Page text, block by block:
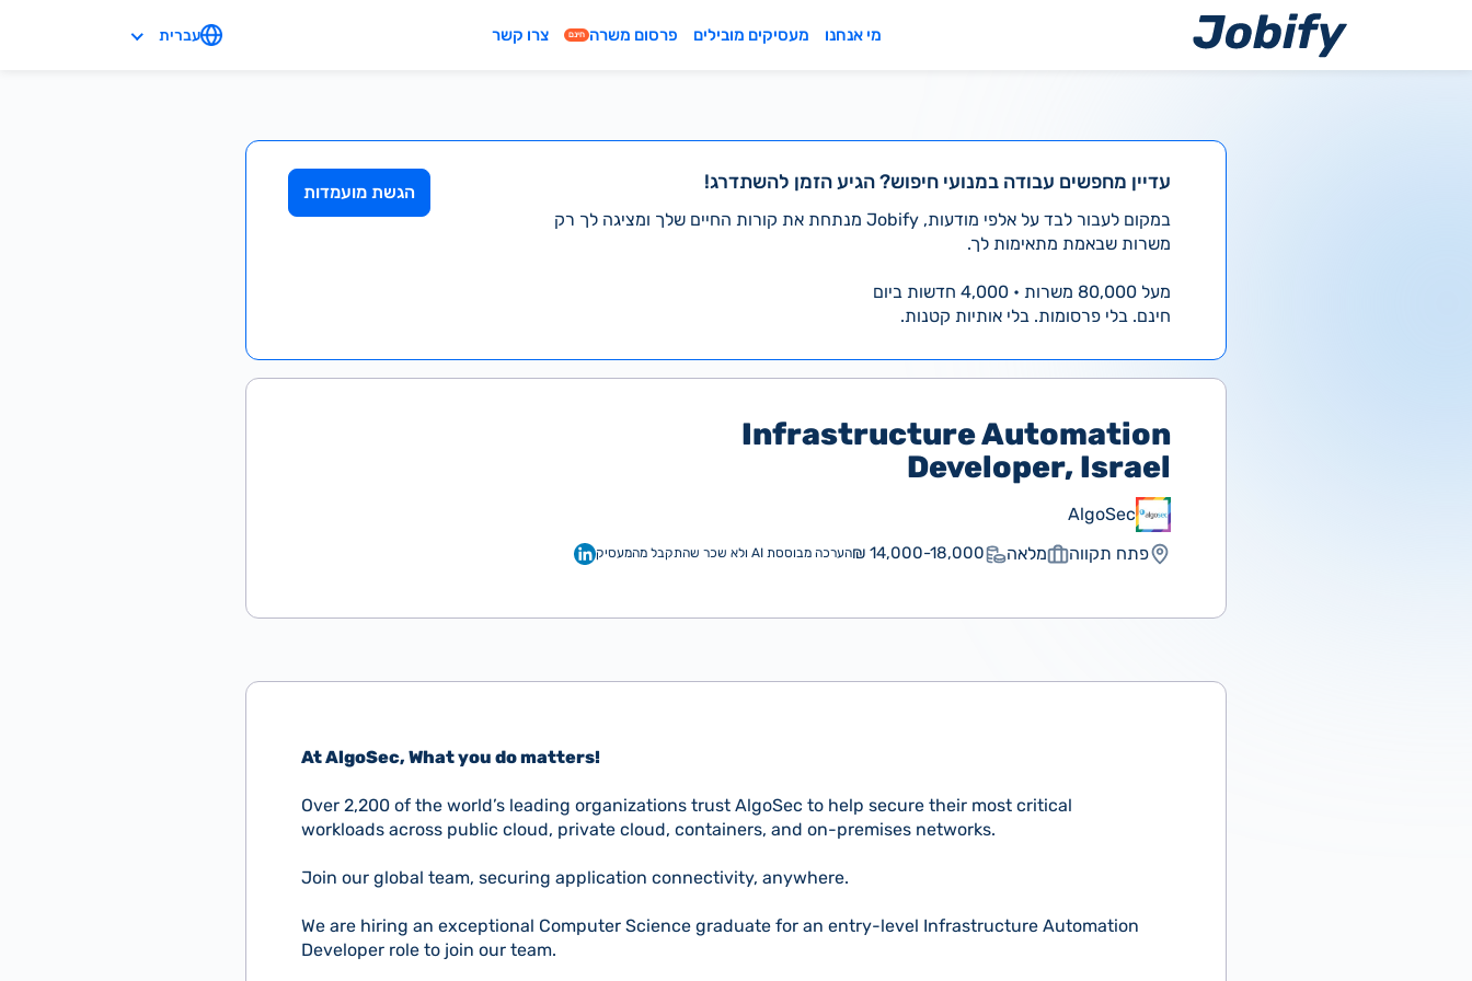
מי אנחנו מעסיקים מובילים פרסום משרה חינם צרו קשר עברית
עדיין מחפשים עבודה במנועי חיפוש? הגיע הזמן להשתדרג!
במקום לעבור לבד על אלפי מודעות, Jobify מנתחת את קורות החיים שלך ומציגה לך רק
משרות שבאמת מתאימות לך.
מעל 80,000 משרות • 4,000 חדשות ביום
חינם. בלי פרסומות. בלי אותיות קטנות.
הגשת מועמדות
Infrastructure Automation
Developer, Israel
AlgoSec
פתח תקווה
מלאה 14,000-18,000 ₪ הערכה מבוססת AI ולא שכר שהתקבל מהמעסיק
At AlgoSec, What you do matters!
Over 2,200 of the world’s leading organizations trust AlgoSec to help secure their most critical
workloads across public cloud, private cloud, containers, and on-premises networks.
Join our global team, securing application connectivity, anywhere.
We are hiring an exceptional Computer Science graduate for an entry-level Infrastructure Automation
Developer role to join our team.